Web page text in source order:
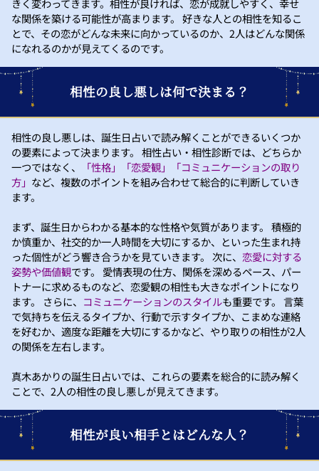
な関係を築ける可能性が高まります。 好きな人との相性を知るこ
とで、その恋がどんな未来に向かっているのか、2人はどんな関係
になれるのかが見えてくるのです。
相性の良し悪しは何で決まる？
相性の良し悪しは、誕生日占いで読み解くことができるいくつか
の要素によって決まります。 相性占い・相性診断では、どちらか
一つではなく、
「性格」「恋愛観」「コミュニケーションの取り
方」 など、複数のポイントを組み合わせて総合的に判断していき
ます。
まず、誕生日からわかる基本的な性格や気質があります。 積極的
か慎重か、社交的か一人時間を大切にするか、といった生まれ持
った個性がどう響き合うかを見ていきます。 次に、 恋愛に対する
姿勢や価値観です。 愛情表現の仕方、関係を深めるペース、パー
トナーに求めるものなど、恋愛観の相性も大きなポイントになり
ます。 さらに、 コミュニケーションのスタイルも重要です。 言葉
で気持ちを伝えるタイプか、行動で示すタイプか、こまめな連絡
を好むか、適度な距離を大切にするかなど、やり取りの相性が2人
の関係を左右します。
真木あかりの誕生日占いでは、これらの要素を総合的に読み解く
ことで、2人の相性の良し悪しが見えてきます。
相性が良い相手とはどんな人？